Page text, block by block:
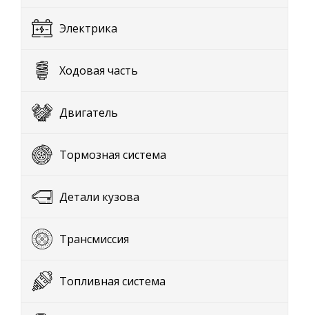
Электрика
Ходовая часть
Двигатель
Тормозная система
Детали кузова
Трансмиссия
Топливная система